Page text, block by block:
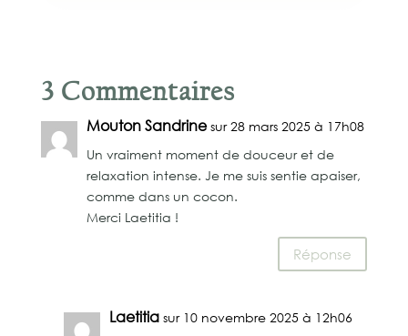
3 Commentaires
Mouton Sandrine sur 28 mars 2025 à 17h08
Un vraiment moment de douceur et de
relaxation intense. Je me suis sentie apaiser,
comme dans un cocon.
Merci Laetitia !
Réponse
Laetitia sur 10 novembre 2025 à 12h06